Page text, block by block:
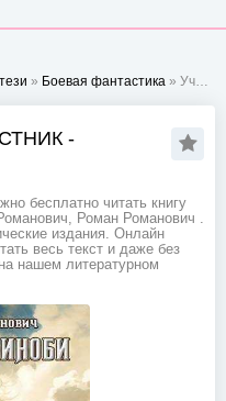
» Боевая фантастика » Ученик шиноби. Наместник - Роман Романович
-
бесплатно читать книгу
Роман Романович .
издания. Онлайн
весь текст и даже без
нашем литературном